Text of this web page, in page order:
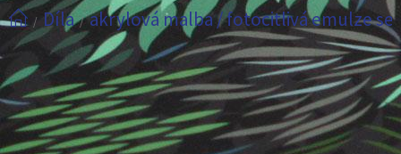
/ Díla / akrylová malba / fotocitlivá emulze